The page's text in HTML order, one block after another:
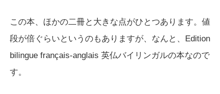
この本、ほかの二冊と大きな点がひとつあります。値
段が倍ぐらいというのもありますが、なんと、Edition
bilingue français-anglais 英仏バイリンガルの本なので
す。